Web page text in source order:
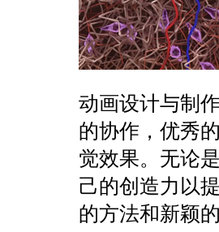
动画设计与制
的协作，优秀
觉效果。无论
己的创造力以
的方法和新颖